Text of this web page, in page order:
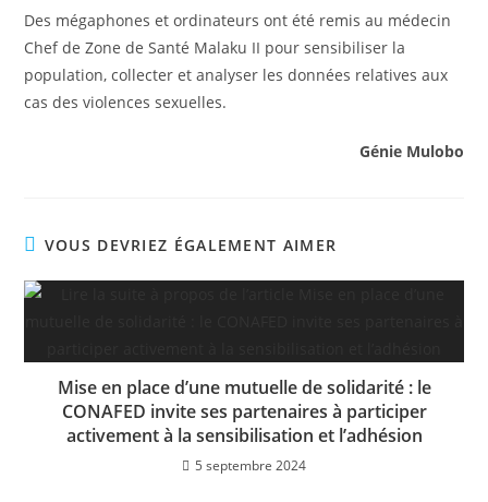
Des mégaphones et ordinateurs ont été remis au médecin
Chef de Zone de Santé Malaku II pour sensibiliser la
population, collecter et analyser les données relatives aux
cas des violences sexuelles.
Génie Mulobo
VOUS DEVRIEZ ÉGALEMENT AIMER
Mise en place d’une mutuelle de solidarité : le
CONAFED invite ses partenaires à participer
activement à la sensibilisation et l’adhésion
5 septembre 2024